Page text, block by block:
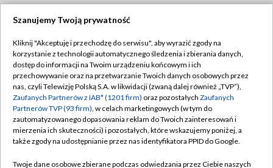
TVP
Abonament TVP
Emisja w TVP
Centrum informacji TVP
Naziemna Telewizja Cyfrowa
Regulamin TVP
Polityka prywatności
Moje zgody
Pomoc
Szanujemy Twoją prywatność
Kliknij "Akceptuję i przechodzę do serwisu", aby wyrazić zgody na
korzystanie z technologii automatycznego śledzenia i zbierania danych,
dostęp do informacji na Twoim urządzeniu końcowym i ich
przechowywanie oraz na przetwarzanie Twoich danych osobowych przez
nas, czyli Telewizję Polską S.A. w likwidacji (zwaną dalej również „TVP”),
Zaufanych Partnerów z IAB* (1201 firm) oraz pozostałych Zaufanych
Partnerów TVP (93 firm), w celach marketingowych (w tym do
zautomatyzowanego dopasowania reklam do Twoich zainteresowań i
mierzenia ich skuteczności) i pozostałych, które wskazujemy poniżej, a
także zgody na udostępnianie przez nas identyfikatora PPID do Google.
Twoje dane osobowe zbierane podczas odwiedzania przez Ciebie naszych